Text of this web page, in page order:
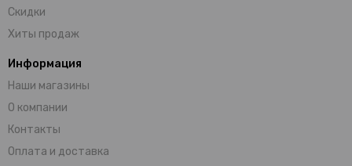
Скидки
Хиты продаж
Информация
Наши магазины
О компании
Контакты
Оплата и доставка